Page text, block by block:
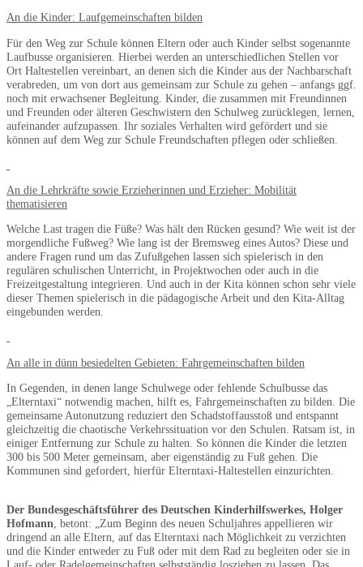
An die Kinder: Laufgemeinschaften bilden
Für den Weg zur Schule können Eltern oder auch Kinder selbst sogenannte
Laufbusse organisieren. Hierbei werden an unterschiedlichen Stellen vor
Ort Haltestellen vereinbart, an denen sich die Kinder aus der Nachbarschaft
verabreden, um von dort aus gemeinsam zur Schule zu gehen – anfangs ggf.
noch mit erwachsener Begleitung. Kinder, die zusammen mit Freundinnen
und Freunden oder älteren Geschwistern den Schulweg zurücklegen, lernen,
aufeinander aufzupassen. Ihr soziales Verhalten wird gefördert und sie
können auf dem Weg zur Schule Freundschaften pflegen oder schließen.
An die Lehrkräfte sowie Erzieherinnen und Erzieher: Mobilität
thematisieren
Welche Last tragen die Füße? Was hält den Rücken gesund? Wie weit ist der
morgendliche Fußweg? Wie lang ist der Bremsweg eines Autos? Diese und
andere Fragen rund um das Zufußgehen lassen sich spielerisch in den
regulären schulischen Unterricht, in Projektwochen oder auch in die
Freizeitgestaltung integrieren. Und auch in der Kita können schon sehr viele
dieser Themen spielerisch in die pädagogische Arbeit und den Kita-Alltag
eingebunden werden.
An alle in dünn besiedelten Gebieten: Fahrgemeinschaften bilden
In Gegenden, in denen lange Schulwege oder fehlende Schulbusse das
„Elterntaxi“ notwendig machen, hilft es, Fahrgemeinschaften zu bilden. Die
gemeinsame Autonutzung reduziert den Schadstoffausstoß und entspannt
gleichzeitig die chaotische Verkehrssituation vor den Schulen. Ratsam ist, in
einiger Entfernung zur Schule zu halten. So können die Kinder die letzten
300 bis 500 Meter gemeinsam, aber eigenständig zu Fuß gehen. Die
Kommunen sind gefordert, hierfür Elterntaxi-Haltestellen einzurichten.
Der Bundesgeschäftsführer des Deutschen Kinderhilfswerkes, Holger
Hofmann , betont: „Zum Beginn des neuen Schuljahres appellieren wir
dringend an alle Eltern, auf das Elterntaxi nach Möglichkeit zu verzichten
und die Kinder entweder zu Fuß oder mit dem Rad zu begleiten oder sie in